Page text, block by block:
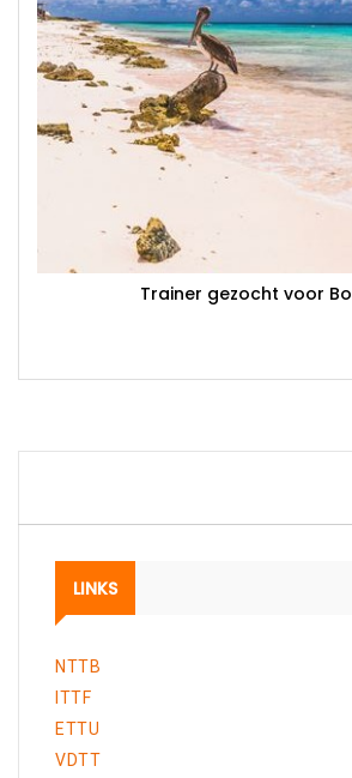
Trainer gezocht voor
LINKS
NTTB
ITTF
ETTU
VDTT